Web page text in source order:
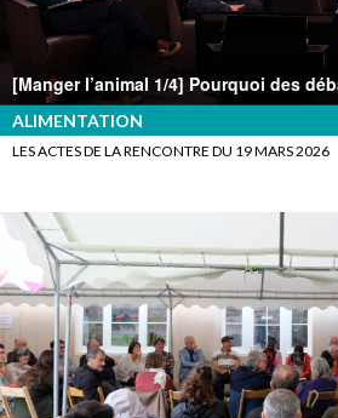
[Manger l’animal 1/4] Pourquoi des
ALIMENTATION
LES ACTES DE LA RENCONTRE DU 19 MARS 2026